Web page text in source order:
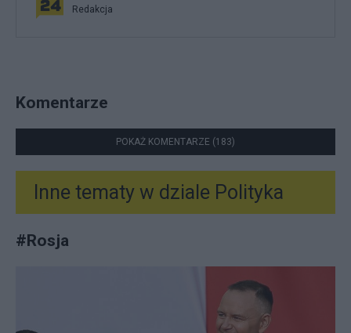
Redakcja
Komentarze
POKAŻ KOMENTARZE (183)
Inne tematy w dziale Polityka
#Rosja